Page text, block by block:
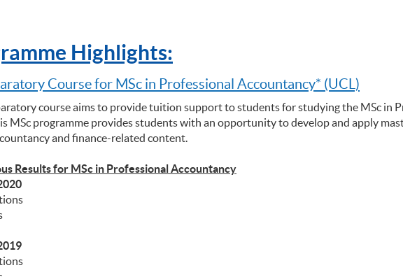
Highlights:
Course for MSc in Professional Accountancy* (UCL)
course aims to provide tuition support to students for studying the MSc in
MSc programme provides students with an opportunity to develop and apply
and finance-related content.
Results for MSc in Professional Accountancy